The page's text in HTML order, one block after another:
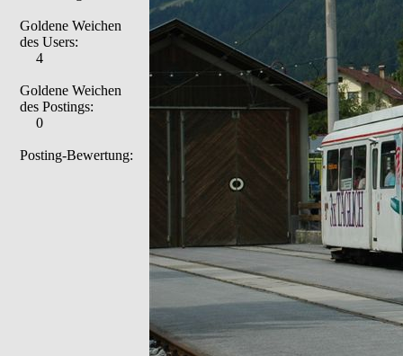
Goldene Weichen
des Users:
4
Goldene Weichen
des Postings:
0
Posting-Bewertung: